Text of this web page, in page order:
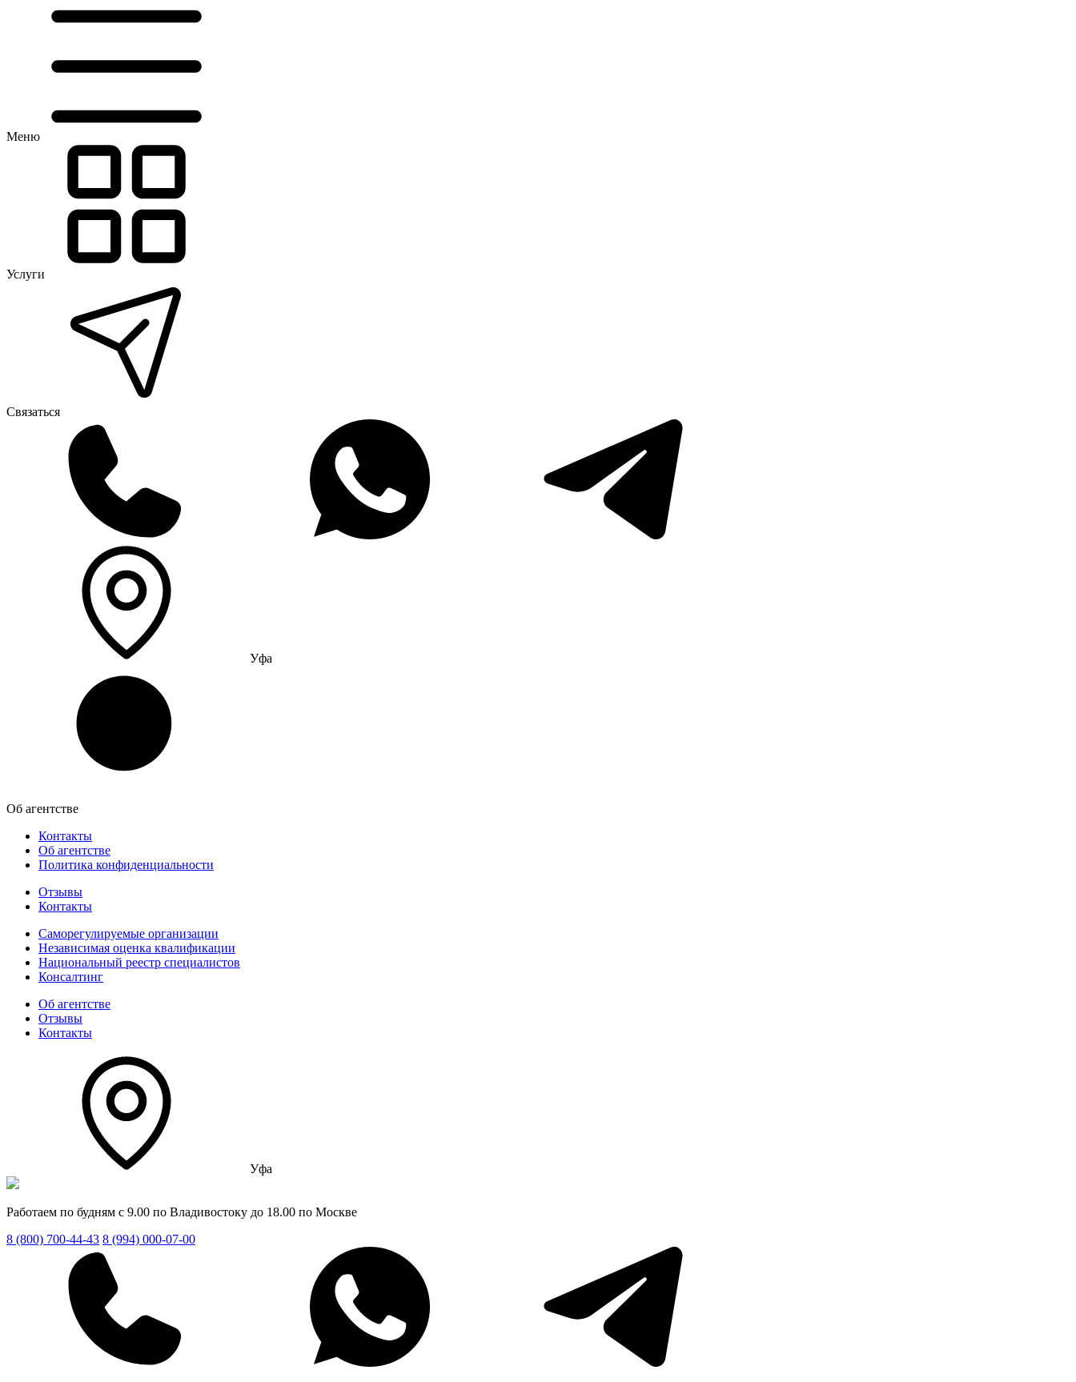
Меню
Услуги
Связаться
Уфа
Об агентстве
Контакты
Об агентстве
Политика конфиденциальности
Отзывы
Контакты
Саморегулируемые организации
Независимая оценка квалификации
Национальный реестр специалистов
Консалтинг
Об агентстве
Отзывы
Контакты
Уфа
Работаем по будням с 9.00 по Владивостоку до 18.00 по Москве
8 (800) 700-44-43 8 (994) 000-07-00